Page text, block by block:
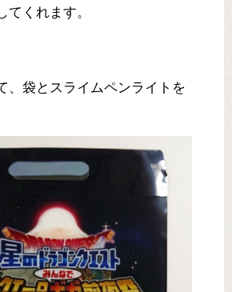
てくれます。
、袋とスライムペンライトを